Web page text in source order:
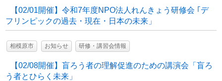
【02/01開催】令和7年度NPO法人れんきょう研修会 ｢デ
フリンピックの過去・現在・日本の未来」
相模原市 お知らせ 研修・講習会情報
【02/08開催】盲ろう者の理解促進のための講演会「盲ろ
う者とひらく未来」